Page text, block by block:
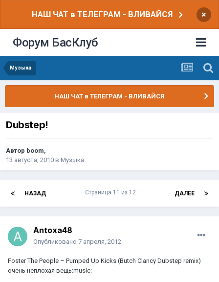
НАШ ЧАТ в ТЕЛЕГРАМ - ВЛИВАЙСЯ ×
Форум БасКлуб
Музыка
НАШ ЧАТ в ТЕЛЕГРАМ - ВЛИВАЙСЯ
Dubstep!
Автор boom,
13 августа, 2010 в Музыка
НАЗАД ДАЛЕЕ
Страница 11 из 12
Antoxa48
Опубликовано 7 апреля, 2012
Foster The People – Pumped Up Kicks (Butch Clancy Dubstep remix)
очень неплохая вещь:music: